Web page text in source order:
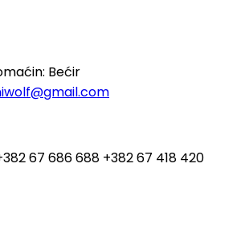
Bećir
67 686 688 +382 67 418 420